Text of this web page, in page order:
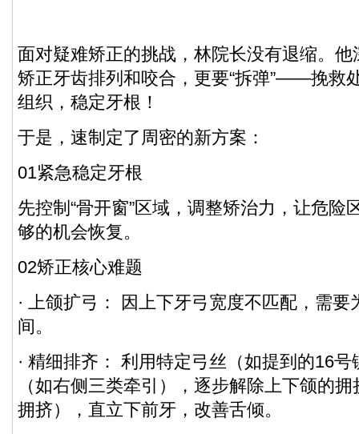
面对疑难矫正的挑战，林院长没有退缩。
矫正牙齿排列和咬合， 更要“拆弹”——挽救
组织，稳定牙根！
于是，速制定了周密的新方案：
01紧急稳定牙根
先控制“骨开窗”区域，调整矫治力，让危险
够的机会恢复。
02矫正核心难题
· 上颌扩弓： 因上下牙弓宽度不匹配，需要
间。
· 精细排齐： 利用特定弓丝（如提到的16
（如右侧三类牵引），逐步解除上下颌的
拥挤），直立下前牙，改善舌倾。